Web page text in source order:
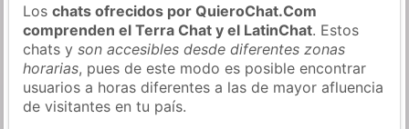
Loschats ofrecidos por QuieroChat.Com
comprenden el Terra Chat y el LatinChat. Estos
chats yson accesibles desde diferentes zonas
horarias, pues de este modo es posible encontrar
usuarios a horas diferentes a las de mayor afluencia
de visitantes en tu país.